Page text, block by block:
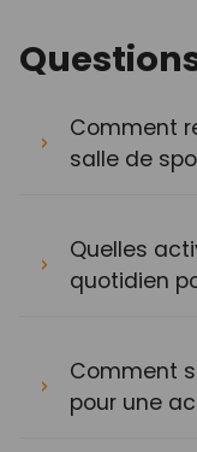
Comment
salle de
Quelles
quotidien
Comment
pour une